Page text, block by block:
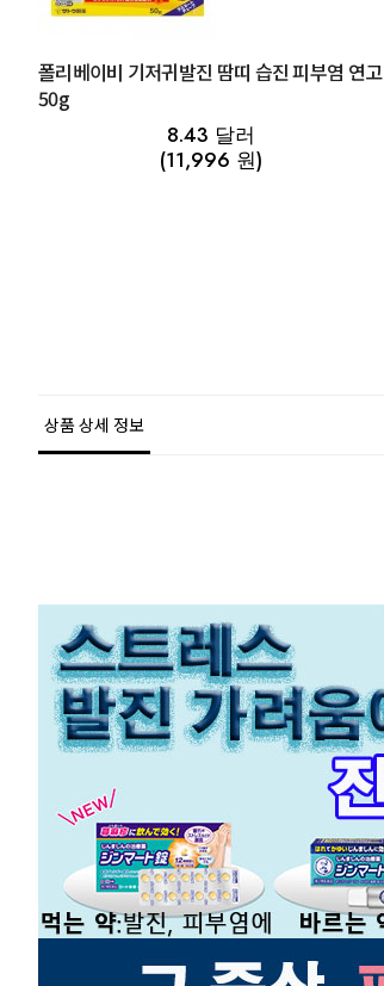
폴리베이비 기저귀발진 땀띠 습진 피부염 연고
50g
8.43 달러
(11,996 원)
상품 상세 정보